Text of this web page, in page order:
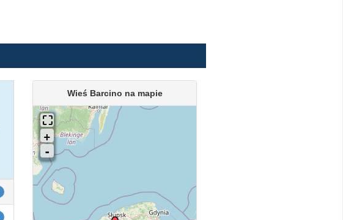
Wieś Barcino na mapie